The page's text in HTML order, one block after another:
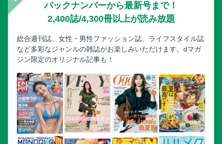
バックナンバーから最新号まで！
2,400誌/4,300冊以上が読み放題
総合週刊誌、女性・男性ファッション誌、ライフスタイル誌
など多彩なジャンルの雑誌がお楽しみいただけます。dマガ
ジン限定のオリジナル記事も！